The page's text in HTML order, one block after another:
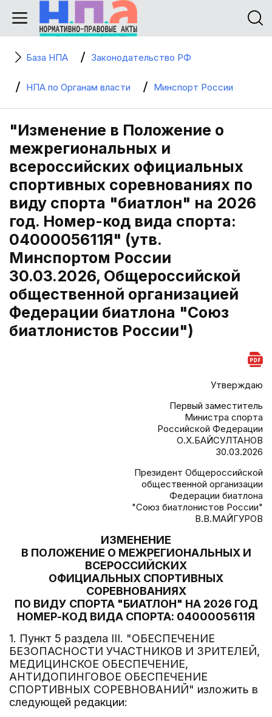
База НПА Законодательство РФ
НПА по Органам власти Минспорт России
"Изменение в Положение о
межрегиональных и
всероссийских официальных
спортивных соревнованиях по
виду спорта "биатлон" на 2026
год. Номер-код вида спорта:
0400005611Я" (утв.
Минспортом России
30.03.2026, Общероссийской
общественной организацией
Федерации биатлона "Союз
биатлонистов России")
Утверждаю
Первый заместитель
Министра спорта
Российской Федерации
О.Х.БАЙСУЛТАНОВ
30.03.2026
Президент Общероссийской
общественной организации
Федерации биатлона
"Союз биатлонистов России"
В.В.МАЙГУРОВ
ИЗМЕНЕНИЕ
В ПОЛОЖЕНИЕ О МЕЖРЕГИОНАЛЬНЫХ И
ВСЕРОССИЙСКИХ
ОФИЦИАЛЬНЫХ СПОРТИВНЫХ
СОРЕВНОВАНИЯХ
ПО ВИДУ СПОРТА "БИАТЛОН" НА 2026 ГОД
НОМЕР-КОД ВИДА СПОРТА: 0400005611Я
1. Пункт 5 раздела III. "ОБЕСПЕЧЕНИЕ
БЕЗОПАСНОСТИ УЧАСТНИКОВ И ЗРИТЕЛЕЙ,
МЕДИЦИНСКОЕ ОБЕСПЕЧЕНИЕ,
АНТИДОПИНГОВОЕ ОБЕСПЕЧЕНИЕ
СПОРТИВНЫХ СОРЕВНОВАНИЙ" изложить в
следующей редакции: